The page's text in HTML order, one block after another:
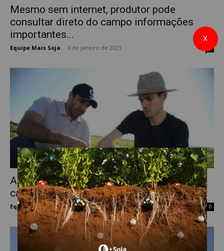
Mesmo sem internet, produtor pode
consultar direto do campo informações
importantes...
Equipe Mais Soja 6 de janeiro de 2023
Aplicativo voltado para profissionais do
campo disponibilizará crédito agrícola
Equipe Mais Soja - 30 de novembro de 2022 0
X